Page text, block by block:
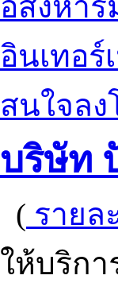
อินเทอร์
สนใจล
บริษัท
( รายล
ให้บริก